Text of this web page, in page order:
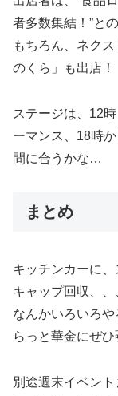
者多数集結！”との
もちろん、ネク
のくら」も出店！
ステージは、12
ーマンス、18時
間に合うかな…
まとめ
キッチンカーに
キャップ回収、、
なんかいろいろ
らっと華金にぜひ
別途週末イベン